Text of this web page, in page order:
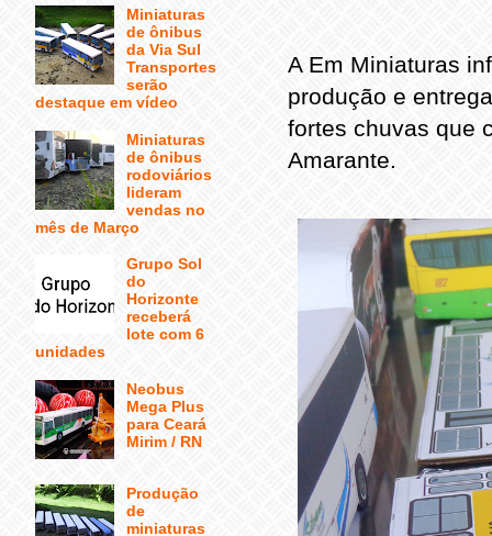
A Em Miniaturas
produção e
fortes chuvas que
Amarante.
Miniaturas
de ônibus
da Via Sul
Transportes
serão
destaque em vídeo
Miniaturas
de ônibus
rodoviários
lideram
vendas no
mês de Março
Grupo Sol
do
Horizonte
receberá
lote com 6
unidades
Neobus
Mega Plus
para Ceará
Mirim / RN
Produção
de
miniaturas